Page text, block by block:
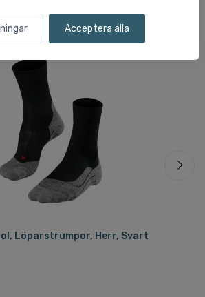
Acceptera alla
varor
Löparstrumpor, Herr, Svart